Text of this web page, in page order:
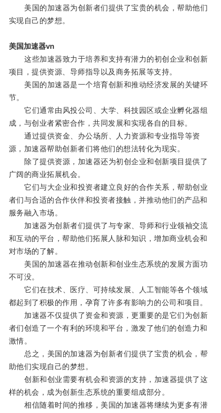
美国的加速器为创新者们提供了宝贵的机会，帮助他们
实现自己的梦想。
美国加速器vn
这些加速器致力于培养和支持有潜力的初创企业和创新
项目，提供资源、导师指导以及商务拓展等支持。
美国的加速器是一个培育创新和推动经济发展的关键环
节。
它们通常由风投公司、大学、科技园区或企业孵化器组
成，与创业者紧密合作，共同发展和实现各自的目标。
通过提供资金、办公场所、人力资源和专业指导等资
源，加速器帮助创新者们将他们的想法转化为现实。
除了提供资源，加速器还为初创企业和创新项目提供了
广阔的商业拓展机会。
它们与大企业和投资者建立良好的合作关系，帮助创业
者们与合适的合作伙伴和投资者接触，并推动他们的产品和
服务融入市场。
加速器为创新者们提供了与专家、导师和行业领袖交流
和互动的平台，帮助他们拓展人脉和知识，增加商业机会和
对市场的了解。
美国的加速器在推动创新和创业生态系统的发展方面功
不可没。
它们在技术、医疗、可持续发展、人工智能等各个领域
都起到了积极的作用，孕育了许多有影响力的公司和项目。
加速器不仅提供了资金和资源，更重要的是它们为创新
者们创造了一个有利的环境和平台，激发了他们的创造力和
激情。
总之，美国的加速器为创新者们提供了宝贵的机会，帮
助他们实现自己的梦想。
创新和创业需要有机会和资源的支持，加速器提供了这
样的机会，成为创新生态系统的重要组成部分。
相信随着时间的推移，美国的加速器将继续为更多有潜